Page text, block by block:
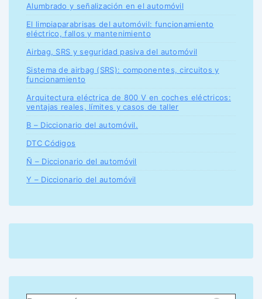
Alumbrado y señalización en el automóvil
El limpiaparabrisas del automóvil: funcionamiento
eléctrico, fallos y mantenimiento
Airbag, SRS y seguridad pasiva del automóvil
Sistema de airbag (SRS): componentes, circuitos y
funcionamiento
Arquitectura eléctrica de 800 V en coches eléctricos:
ventajas reales, límites y casos de taller
B – Diccionario del automóvil.
DTC Códigos
Ñ – Diccionario del automóvil
Y – Diccionario del automóvil